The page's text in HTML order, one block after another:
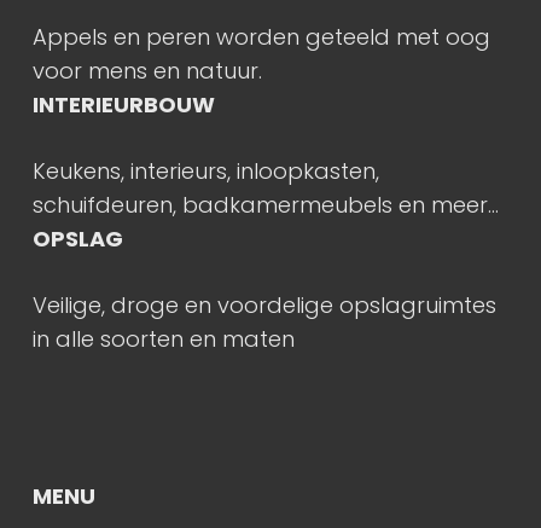
Appels en peren worden geteeld met oog
voor mens en natuur.
INTERIEURBOUW
Keukens, interieurs, inloopkasten,
schuifdeuren, badkamermeubels en meer…
OPSLAG
Veilige, droge en voordelige opslagruimtes
in alle soorten en maten
MENU